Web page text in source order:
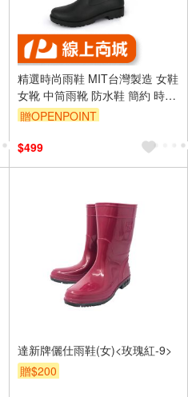
精選時尚雨鞋 MIT台灣製造 女鞋
女靴 中筒雨靴 防水鞋 簡約 時尚
金飾 修飾腿型 環保材質 好穿脫
贈OPENPOINT
$499
達新牌儷仕雨鞋(女)<玫瑰紅-9>
贈$200